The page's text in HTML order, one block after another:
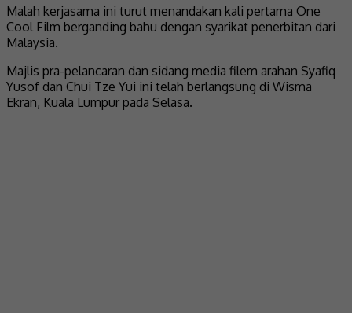
Malah kerjasama ini turut menandakan kali pertama One
Cool Film berganding bahu dengan syarikat penerbitan dari
Malaysia.
Majlis pra-pelancaran dan sidang media filem arahan Syafiq
Yusof dan Chui Tze Yui ini telah berlangsung di Wisma
Ekran, Kuala Lumpur pada Selasa.